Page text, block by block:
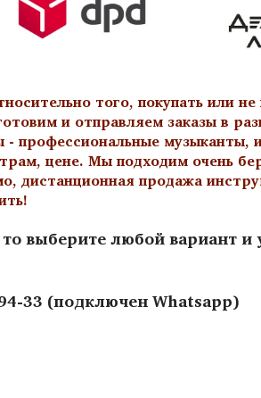
того, покупать или
и отправляем заказы в
профессиональные
цене. Мы подходим очень
продажа
выберите любой вариант
33 (подключен Whatsapp)